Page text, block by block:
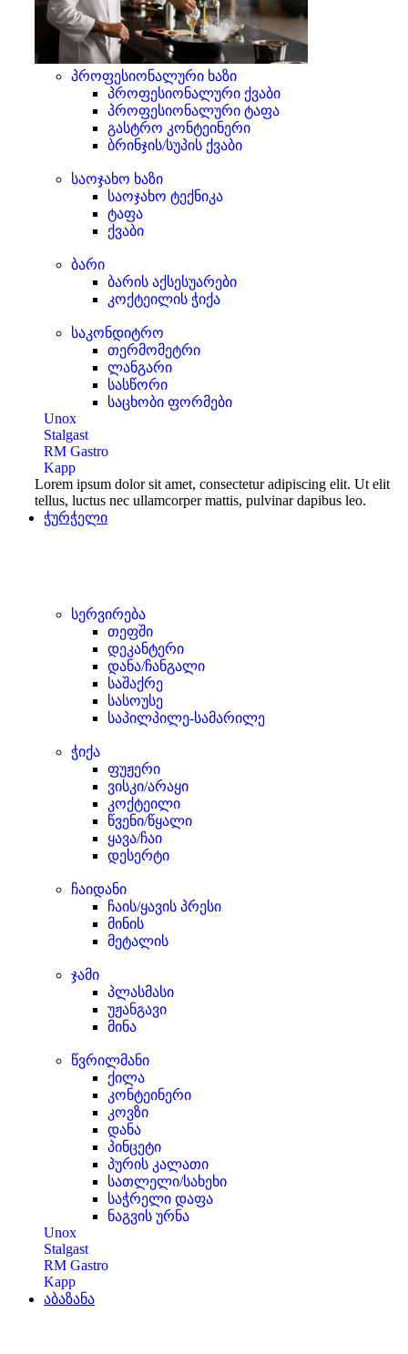
პროფესიონალური ხაზი
პროფესიონალური ქვაბი
პროფესიონალური ტაფა
გასტრო კონტეინერი
ბრინჯის/სუპის ქვაბი
საოჯახო ხაზი
საოჯახო ტექნიკა
ტაფა
ქვაბი
ბარი
ბარის აქსესუარები
კოქტეილის ჭიქა
საკონდიტრო
თერმომეტრი
ლანგარი
სასწორი
საცხობი ფორმები
Unox
Stalgast
RM Gastro
Kapp
Lorem ipsum dolor sit amet, consectetur adipiscing elit. Ut elit
tellus, luctus nec ullamcorper mattis, pulvinar dapibus leo.
ჭურჭელი
სერვირება
თეფში
დეკანტერი
დანა/ჩანგალი
საშაქრე
სასოუსე
საპილპილე-სამარილე
ჭიქა
ფუჟერი
ვისკი/არაყი
კოქტეილი
წვენი/წყალი
ყავა/ჩაი
დესერტი
ჩაიდანი
ჩაის/ყავის პრესი
მინის
მეტალის
ჯამი
პლასმასი
უჟანგავი
მინა
წვრილმანი
ქილა
კონტეინერი
კოვზი
დანა
პინცეტი
პურის კალათი
სათლელი/სახეხი
საჭრელი დაფა
ნაგვის ურნა
Unox
Stalgast
RM Gastro
Kapp
აბაზანა